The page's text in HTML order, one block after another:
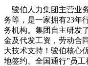
骏伯人力集团主营业
务等，是一家拥有23年
务机构。集团自主研发
金及代发工资，劳动合
大技术支持！骏伯核心
地签约、全国通行”员